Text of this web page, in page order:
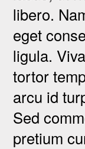
libero.
eget
ligula.
tortor
arcu id
Sed
pretium